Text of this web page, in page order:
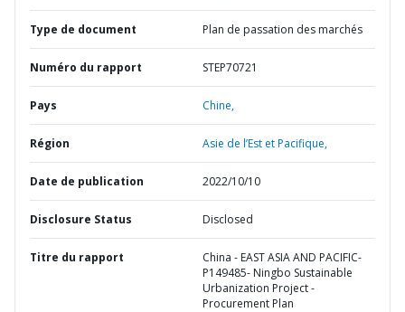
Type de document Plan de passation des marchés
Numéro du rapport STEP70721
Pays Chine,
Région Asie de l’Est et Pacifique,
Date de publication 2022/10/10
Disclosure Status Disclosed
Titre du rapport
China - EAST ASIA AND PACIFIC-
P149485- Ningbo Sustainable
Urbanization Project -
Procurement Plan